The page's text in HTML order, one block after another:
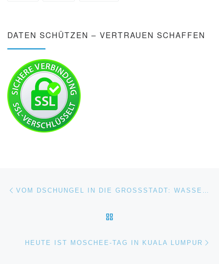
DATEN SCHÜTZEN – VERTRAUEN SCHAFFEN
Beitragsnavigation
HEUTE IST MOSCHEE-TAG IN KUALA LUMPUR